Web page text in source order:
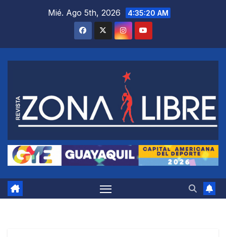
Mié. Ago 5th, 2026 4:35:21 AM